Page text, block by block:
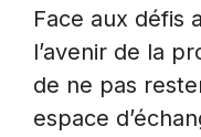
Face aux défis
l’avenir de la
de ne pas
espace